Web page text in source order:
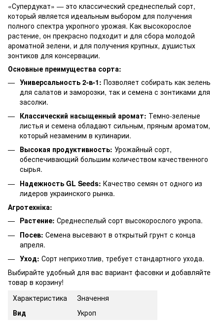
«Супердукат» — это классический среднеспелый сорт,
который является идеальным выбором для получения
полного спектра укропного урожая. Как высокорослое
растение, он прекрасно подходит и для сбора молодой
ароматной зелени, и для получения крупных, душистых
зонтиков для консервации.
Основные преимущества сорта:
Универсальность 2-в-1: Позволяет собирать как зелень
для салатов и заморозки, так и семена с зонтиками для
засолки.
Классический насыщенный аромат: Темно-зеленые
листья и семена обладают сильным, пряным ароматом,
который незаменим в кулинарии.
Высокая продуктивность: Урожайный сорт,
обеспечивающий большим количеством качественного
сырья.
Надежность GL Seeds: Качество семян от одного из
лидеров украинского рынка.
Агротехніка:
Растение: Среднеспелый сорт высокорослого укропа.
Посев: Семена высевают в открытый грунт с конца
апреля.
Уход: Сорт неприхотлив, требует стандартного ухода.
Выбирайте удобный для вас вариант фасовки и добавляйте
товар в корзину!
Характеристика
Значення
Вид
Укроп